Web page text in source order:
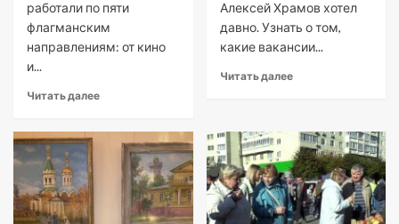
работали по пяти
флагманским
направлениям: от кино
и...
Читать далее
Алексей Храмов хотел
давно. Узнать о том,
какие вакансии...
Читать далее